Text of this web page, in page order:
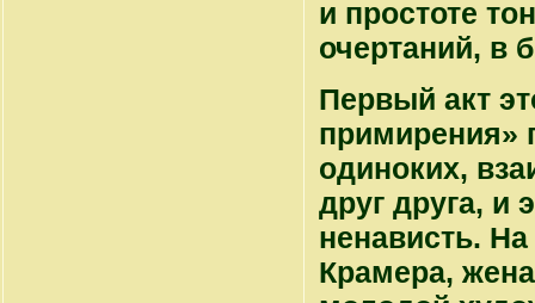
и простоте
очертаний, в
Первый акт
примирения»
одиноких,
друг друга, и
ненависть.
Крамера,